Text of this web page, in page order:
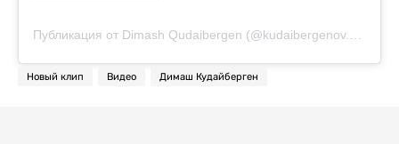
Публикация от Dimash Qudaibergen (@kudaibergenov.dimash)
Новый клип Видео Димаш Кудайберген